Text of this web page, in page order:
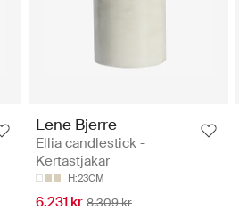
Lene Bjerre
Ellia candlestick -
Kertastjakar
H:23CM
6.231 kr 8.309 kr